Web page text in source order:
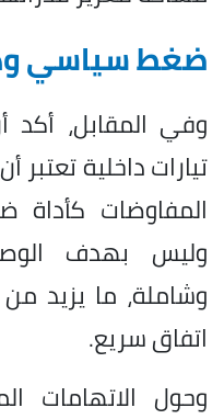
ضغط سياسي
وفي المقابل، أكد
تيارات داخلية تعتبر
المفاوضات كأداة
وليس بهدف
وشاملة، ما يزيد
اتفاق سريع.
وحول الاتهامات